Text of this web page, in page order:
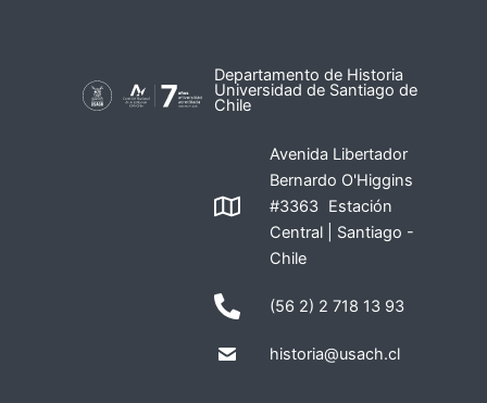
Departamento de Historia
Universidad de Santiago de
Chile
Avenida Libertador
Bernardo O'Higgins
#3363 Estación
Central | Santiago -
Chile
(56 2) 2 718 13 93
historia@usach.cl